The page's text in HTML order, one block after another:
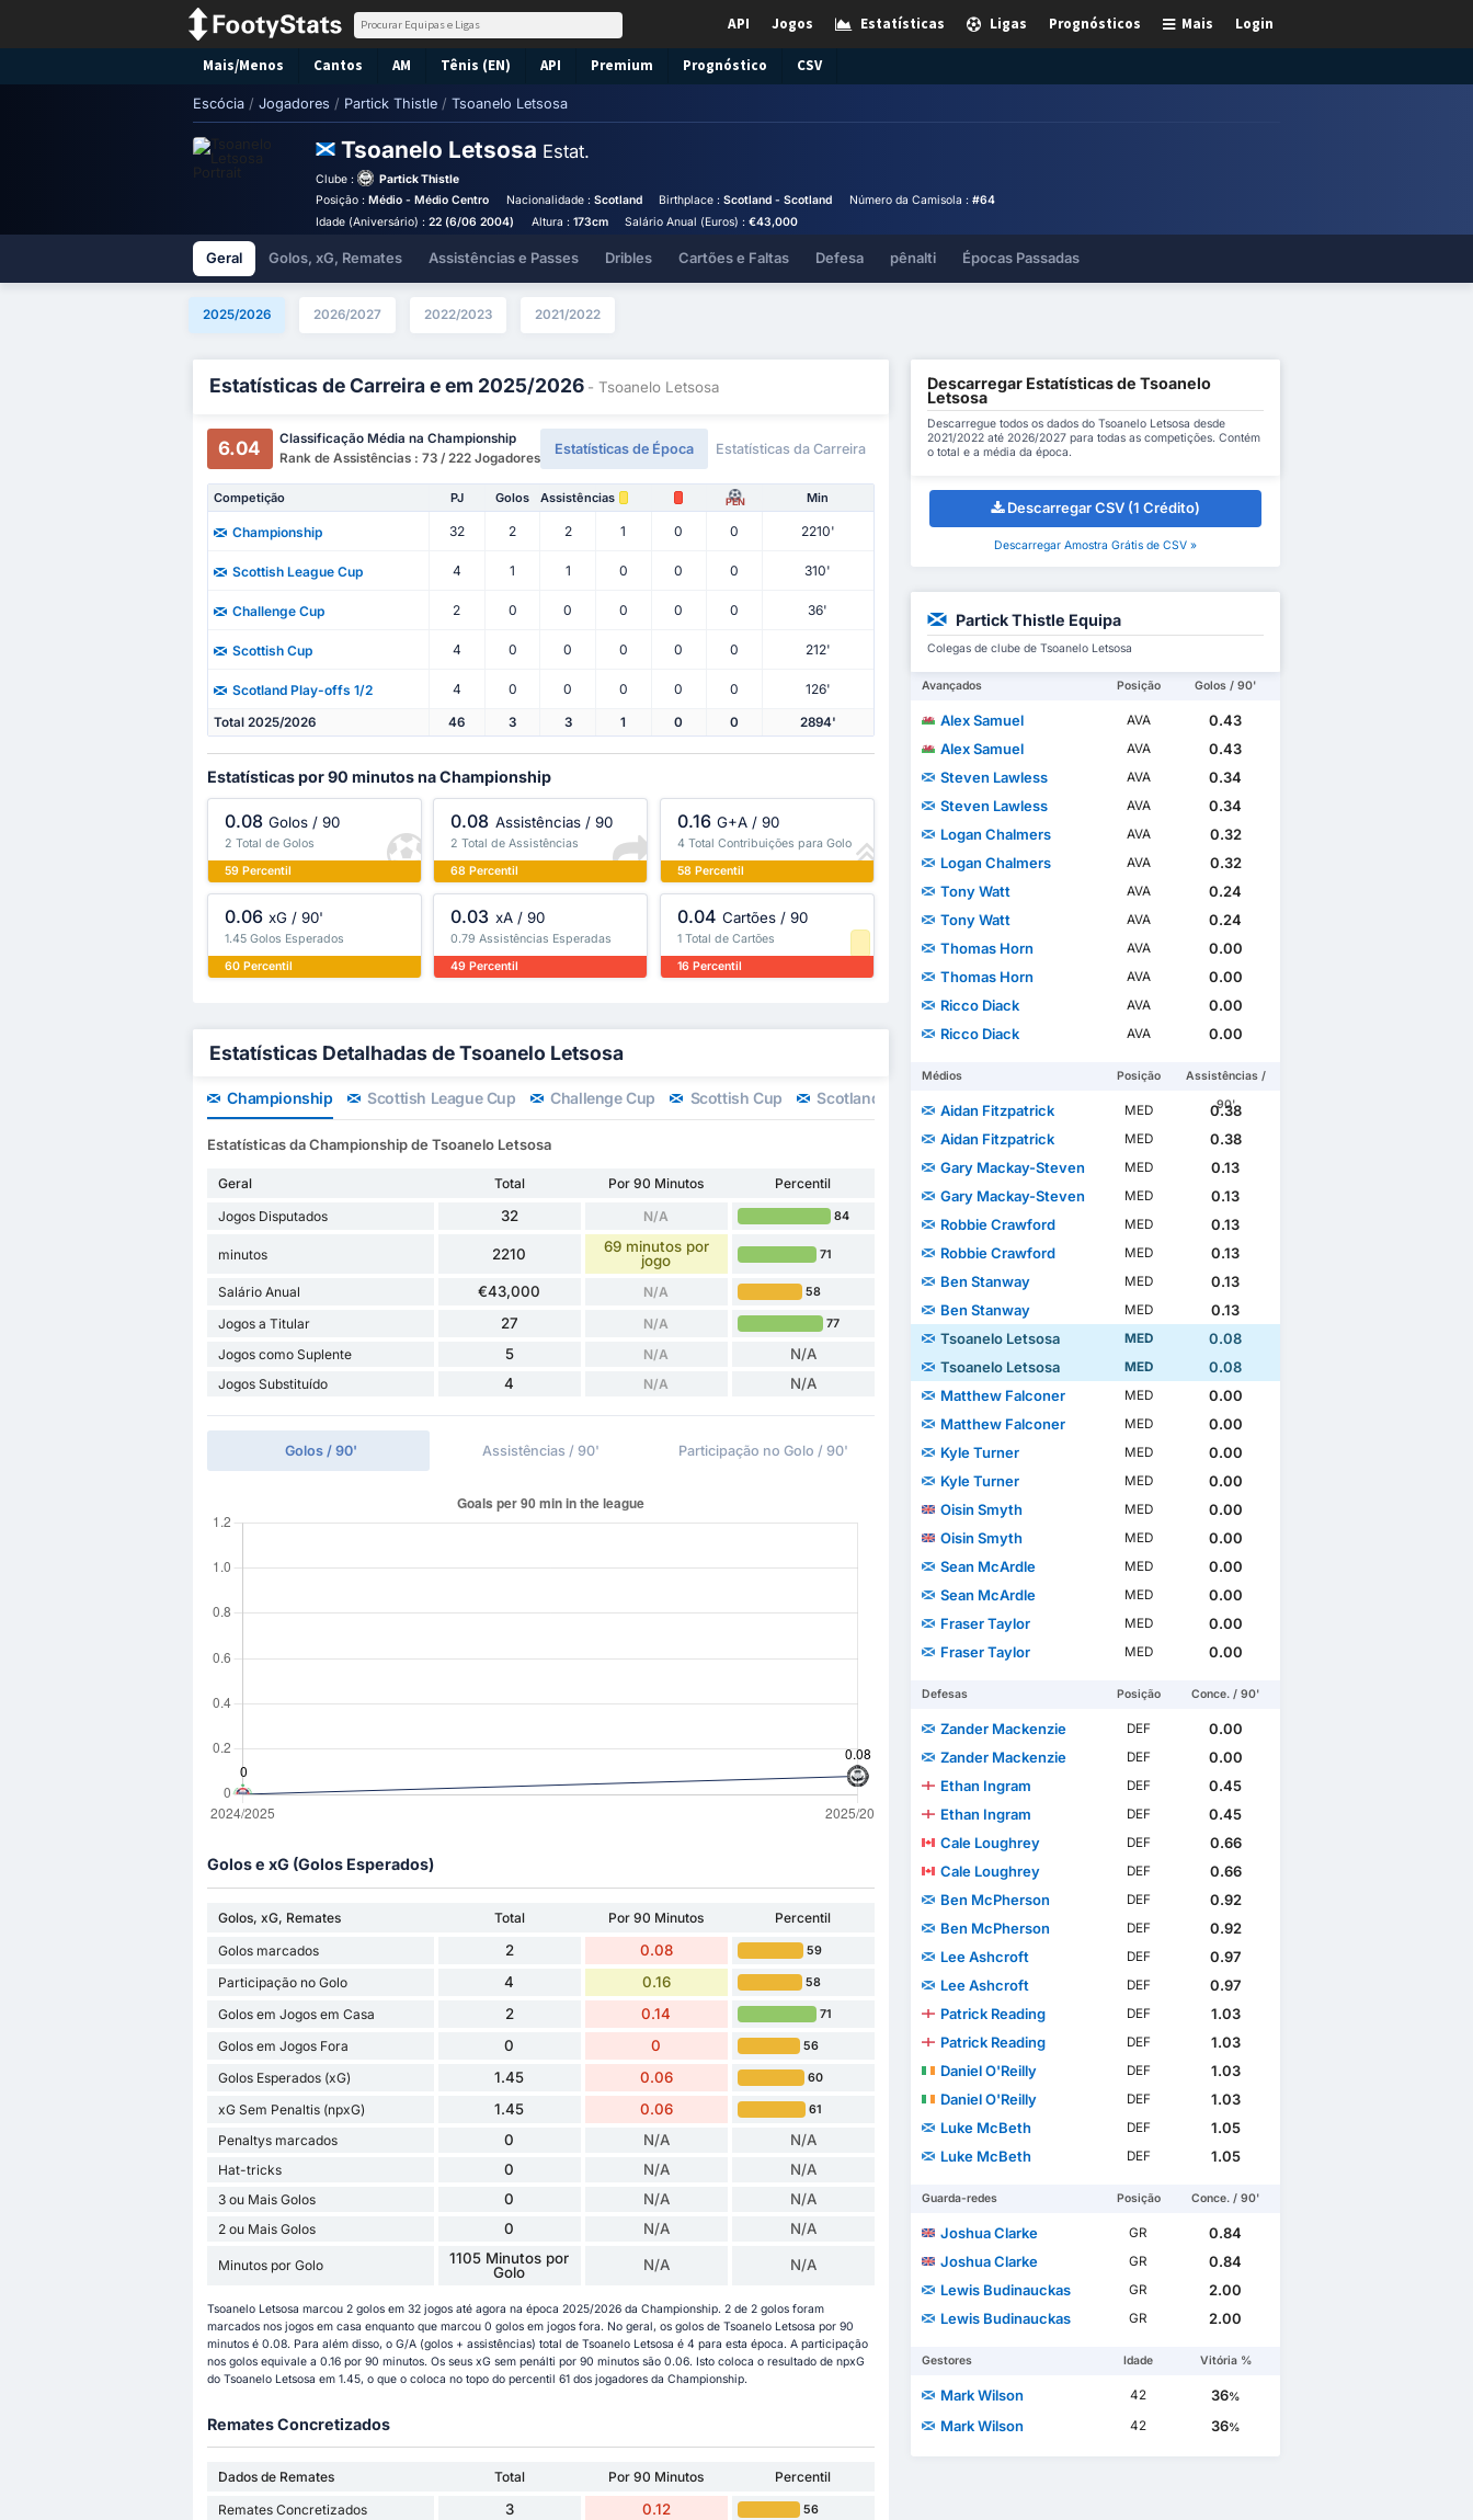
Login
Mais
Prognósticos
Ligas
Estatísticas
Jogos
API
Mais/Menos Cantos AM Tênis (EN) API Premium Prognóstico CSV
Escócia / Jogadores / Partick Thistle / Tsoanelo Letsosa
Tsoanelo Letsosa Estat.
Clube :
Partick Thistle
Posição :Médio - Médio Centro Nacionalidade : Scotland Birthplace :Scotland - Scotland Número da Camisola : #64
Idade (Aniversário) :22 (6/06 2004) Altura : 173cm Salário Anual (Euros) :€43,000
Geral Golos, xG, Remates Assistências e Passes Dribles Cartões e Faltas Defesa pênalti Épocas Passadas
2025/2026 2026/2027 2022/2023 2021/2022
Estatísticas de Carreira e em 2025/2026 - Tsoanelo Letsosa
6.04
Classificação Média na Championship
Rank de Assistências : 73 / 222 Jogadores
Estatísticas de Época Estatísticas da Carreira
Competição PJ Golos Assistências PEN Min
Championship 32 2 2 1 0 0 2210'
Scottish League Cup 4 1 1 0 0 0 310'
Challenge Cup 2 0 0 0 0 0 36'
Scottish Cup 4 0 0 0 0 0 212'
Scotland Play-offs 1/2 4 0 0 0 0 0 126'
Total 2025/2026 46 3 3 1 0 0 2894'
Estatísticas por 90 minutos na Championship
0.08 Golos / 90
2 Total de Golos
59 Percentil
0.08 Assistências / 90
2 Total de Assistências
68 Percentil
0.16 G+A / 90
4 Total Contribuições para Golo
58 Percentil
0.06 xG / 90'
1.45 Golos Esperados
60 Percentil
0.03 xA / 90
0.79 Assistências Esperadas
49 Percentil
0.04 Cartões / 90
1 Total de Cartões
16 Percentil
Estatísticas Detalhadas de Tsoanelo Letsosa
Championship Scottish League Cup Challenge Cup Scottish Cup Scotland Play-offs 1/2
Estatísticas da Championship de Tsoanelo Letsosa
Geral Total Por 90 Minutos
Percentil
Jogos Disputados
32 N/A 84
minutos 2210
69 minutos por
jogo
71
Salário Anual €43,000 N/A 58
Jogos a Titular 27 N/A 77
Jogos como Suplente 5 N/A N/A
Jogos Substituído 4 N/A N/A
Golos / 90' Assistências / 90' Participação no Golo / 90'
Golos e xG (Golos Esperados)
Golos, xG, Remates Total Por 90 Minutos
Percentil
Golos marcados
2 0.08 59
Participação no Golo 4 0.16 58
Golos em Jogos em Casa 2 0.14 71
Golos em Jogos Fora 0 0 56
Golos Esperados (xG) 1.45 0.06 60
xG Sem Penaltis (npxG) 1.45 0.06 61
Penaltys marcados 0 N/A N/A
Hat-tricks 0 N/A N/A
3 ou Mais Golos 0 N/A N/A
2 ou Mais Golos 0 N/A N/A
Minutos por Golo
1105 Minutos por
Golo
N/A N/A
Tsoanelo Letsosa marcou 2 golos em 32 jogos até agora na época 2025/2026 da Championship. 2 de 2 golos foram
marcados nos jogos em casa enquanto que marcou 0 golos em jogos fora. No geral, os golos de Tsoanelo Letsosa por 90
minutos é 0.08. Para além disso, o G/A (golos + assistências) total de Tsoanelo Letsosa é 4 para esta época. A participação
nos golos equivale a 0.16 por 90 minutos. Os seus xG sem penálti por 90 minutos são 0.06. Isto coloca o resultado de npxG
do Tsoanelo Letsosa em 1.45, o que o coloca no topo do percentil 61 dos jogadores da Championship.
Remates Concretizados
Dados de Remates Total Por 90 Minutos
Percentil
Remates Concretizados
3 0.12 56
Descarregar Estatísticas de Tsoanelo
Letsosa
Descarregue todos os dados do Tsoanelo Letsosa desde
2021/2022 até 2026/2027 para todas as competições. Contém
o total e a média da época.
Descarregar CSV (1 Crédito)
Descarregar Amostra Grátis de CSV »
Partick Thistle Equipa
Colegas de clube de Tsoanelo Letsosa
Avançados Posição Golos / 90'
Alex Samuel AVA
0.43
Alex Samuel
AVA
0.43
Steven Lawless
AVA
0.34
Steven Lawless
AVA
0.34
Logan Chalmers
AVA
0.32
Logan Chalmers
AVA
0.32
Tony Watt
AVA
0.24
Tony Watt
AVA
0.24
Thomas Horn
AVA
0.00
Thomas Horn
AVA
0.00
Ricco Diack
AVA
0.00
Ricco Diack
AVA 0.00
Médios Posição
Assistências /
90'
Aidan Fitzpatrick MED
0.38
Aidan Fitzpatrick
MED
0.38
Gary Mackay-Steven
MED
0.13
Gary Mackay-Steven
MED
0.13
Robbie Crawford
MED
0.13
Robbie Crawford
MED
0.13
Ben Stanway
MED
0.13
Ben Stanway
MED
0.13
Tsoanelo Letsosa
MED
0.08
Tsoanelo Letsosa
MED
0.08
Matthew Falconer
MED
0.00
Matthew Falconer
MED
0.00
Kyle Turner
MED
0.00
Kyle Turner
MED
0.00
Oisin Smyth
MED
0.00
Oisin Smyth
MED
0.00
Sean McArdle
MED
0.00
Sean McArdle
MED
0.00
Fraser Taylor
MED
0.00
Fraser Taylor
MED 0.00
Defesas Posição Conce. / 90'
Zander Mackenzie DEF
0.00
Zander Mackenzie
DEF
0.00
Ethan Ingram
DEF
0.45
Ethan Ingram
DEF
0.45
Cale Loughrey
DEF
0.66
Cale Loughrey
DEF
0.66
Ben McPherson
DEF
0.92
Ben McPherson
DEF
0.92
Lee Ashcroft
DEF
0.97
Lee Ashcroft
DEF
0.97
Patrick Reading
DEF
1.03
Patrick Reading
DEF
1.03
Daniel O'Reilly
DEF
1.03
Daniel O'Reilly
DEF
1.03
Luke McBeth
DEF
1.05
Luke McBeth
DEF 1.05
Guarda-redes Posição Conce. / 90'
Joshua Clarke GR
0.84
Joshua Clarke
GR
0.84
Lewis Budinauckas
GR
2.00
Lewis Budinauckas
GR 2.00
Gestores Idade Vitória %
Mark Wilson 42 36%
Mark Wilson 42 36%